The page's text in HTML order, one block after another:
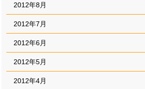
2012年8月
2012年7月
2012年6月
2012年5月
2012年4月